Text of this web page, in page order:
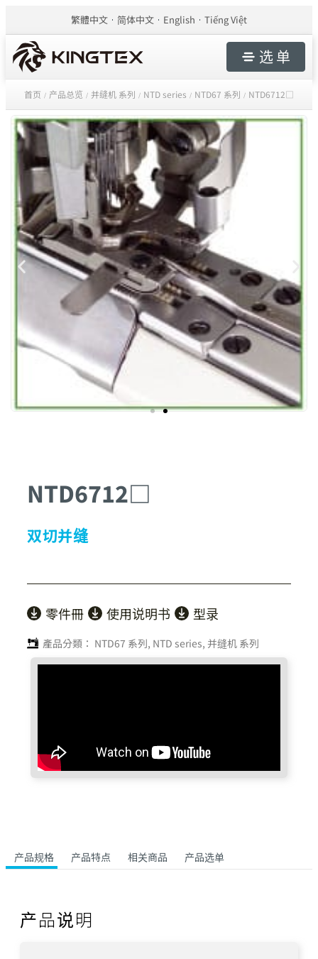
繁體中文 简体中文 English Tiếng Việt
选 单
首页 / 产品总览 / 并缝机 系列 / NTD series / NTD67 系列 / NTD6712□
NTD6712□
双切并缝
零件冊 使用说明书 型录
產品分類： NTD67 系列, NTD series, 并缝机 系列
产品规格 产品特点 相关商品 产品选单
产品说明